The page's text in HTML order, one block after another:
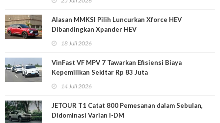
Alasan MMKSI Pilih Luncurkan Xforce HEV
Dibandingkan Xpander HEV
18 Juli 2026
VinFast VF MPV 7 Tawarkan Efisiensi Biaya
Kepemilikan Sekitar Rp 83 Juta
14 Juli 2026
JETOUR T1 Catat 800 Pemesanan dalam Sebulan,
Didominasi Varian i-DM